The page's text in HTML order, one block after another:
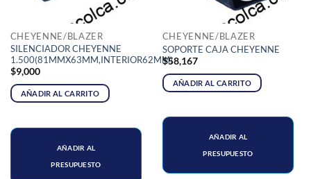
CHEYENNE/BLAZER
SILENCIADOR CHEYENNE
1.500(81MMX63MM,INTERIOR62MM)
$9,000
AÑADIR AL CARRITO
AÑADIR AL
PRESUPUESTO
CHEYENNE/BLAZER
SOPORTE CAJA CHEYENNE
$58,167
AÑADIR AL CARRITO
AÑADIR AL
PRESUPUESTO